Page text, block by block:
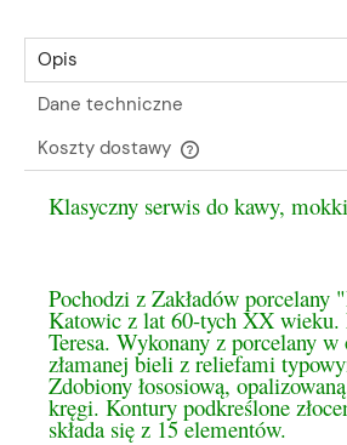
Opis
Dane techniczne
Koszty dostawy
Cena nie zawiera ewentualnych kosztów
Klasyczny serwis do kawy,
Pochodzi z Zakładów porcelany
Katowic z lat 60-tych XX
Teresa. Wykonany z porcelany w
złamanej bieli z reliefami
Zdobiony łososiową,
kręgi. Kontury podkreślone
składa się z 15 elementów.